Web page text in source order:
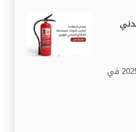
كاشف الدخان والدفاع المدني 2025 في